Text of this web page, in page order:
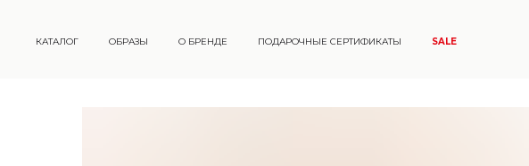
КАТАЛОГ ОБРАЗЫ О БРЕНДЕ ПОДАРОЧНЫЕ СЕРТИФИКАТЫ SALE